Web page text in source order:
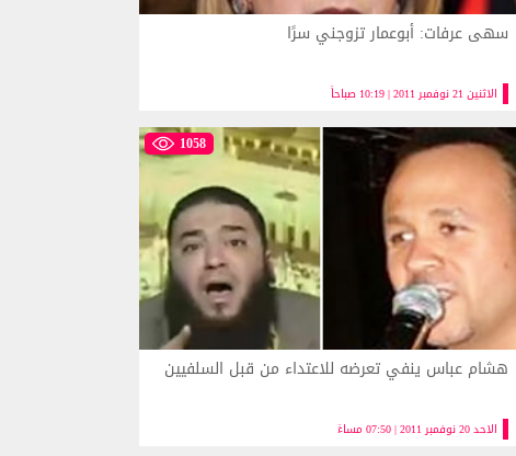
الاثنين 21 نوفمبر 2011 | 10:19 صباحاً
سهى عرفات: أبوعمار تزوجني سرًا
1058
الاحد 20 نوفمبر 2011 | 07:50 مساءً
هشام عباس ينفي تعرضه للاعتداء من قبل السلفيين